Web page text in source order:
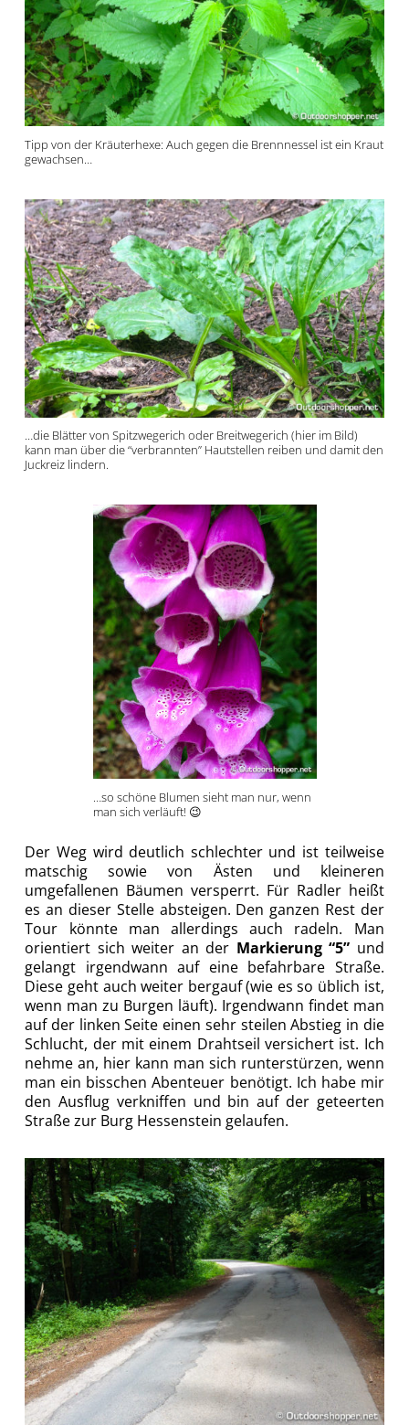
Tipp von der Kräuterhexe: Auch gegen die Brennnessel ist ein Kraut
gewachsen…
…die Blätter von Spitzwegerich oder Breitwegerich (hier im Bild)
kann man über die “verbrannten” Hautstellen reiben und damit den
Juckreiz lindern.
…so schöne Blumen sieht man nur, wenn
man sich verläuft! 😉
Der Weg wird deutlich schlechter und ist teilweise
matschig sowie von Ästen und kleineren
umgefallenen Bäumen versperrt. Für Radler heißt
es an dieser Stelle absteigen. Den ganzen Rest der
Tour könnte man allerdings auch radeln. Man
orientiert sich weiter an der Markierung “5” und
gelangt irgendwann auf eine befahrbare Straße.
Diese geht auch weiter bergauf (wie es so üblich ist,
wenn man zu Burgen läuft). Irgendwann findet man
auf der linken Seite einen sehr steilen Abstieg in die
Schlucht, der mit einem Drahtseil versichert ist. Ich
nehme an, hier kann man sich runterstürzen, wenn
man ein bisschen Abenteuer benötigt. Ich habe mir
den Ausflug verkniffen und bin auf der geteerten
Straße zur Burg Hessenstein gelaufen.